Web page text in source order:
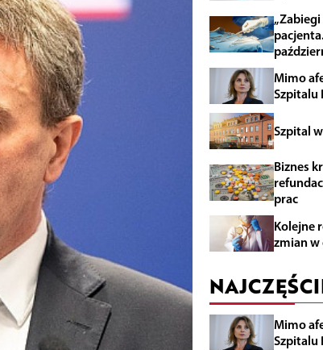
Mimo
Szpitalu
Szpital
Biznes
prac
Kolejne
zmian
Mimo
Szpitalu